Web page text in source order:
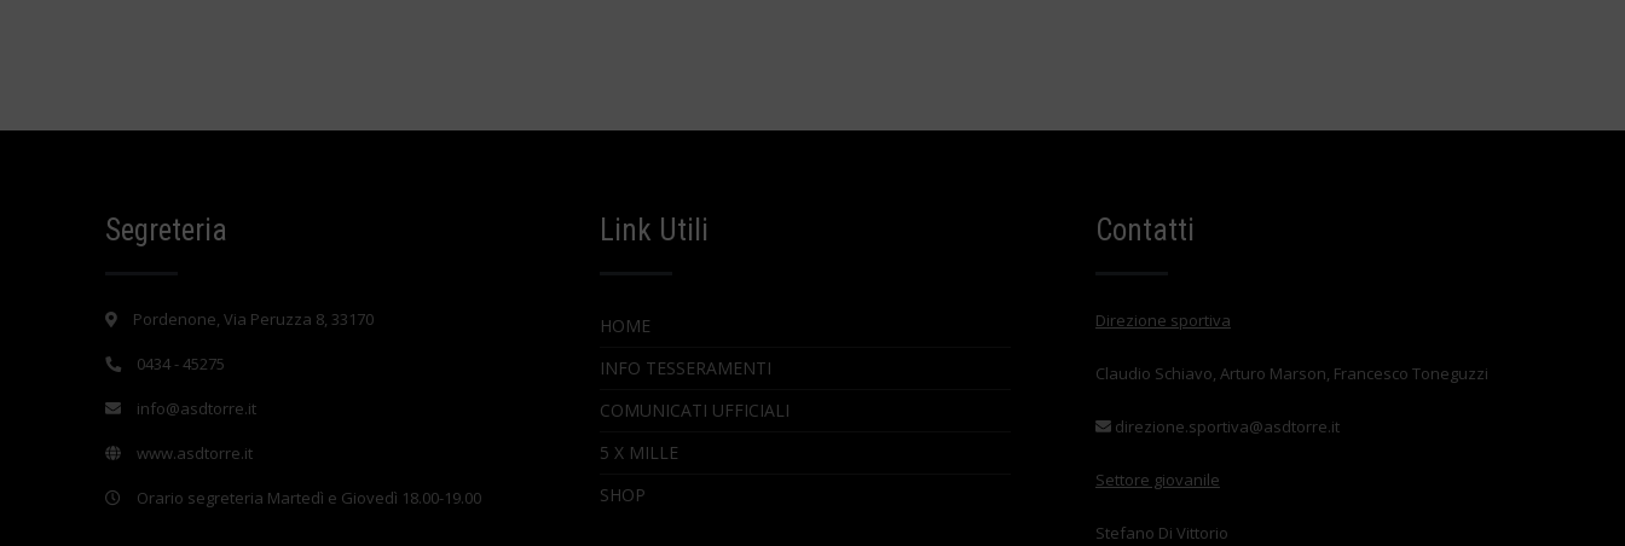
Segreteria
Pordenone, Via Peruzza 8, 33170
0434 - 45275
info@asdtorre.it
www.asdtorre.it
Orario segreteria Martedì e Giovedì 18.00-19.00
Link Utili
HOME
INFO TESSERAMENTI
COMUNICATI UFFICIALI
5 X MILLE
SHOP
Contatti
Direzione sportiva
Claudio Schiavo, Arturo Marson, Francesco Toneguzzi
direzione.sportiva@asdtorre.it
Settore giovanile
Stefano Di Vittorio